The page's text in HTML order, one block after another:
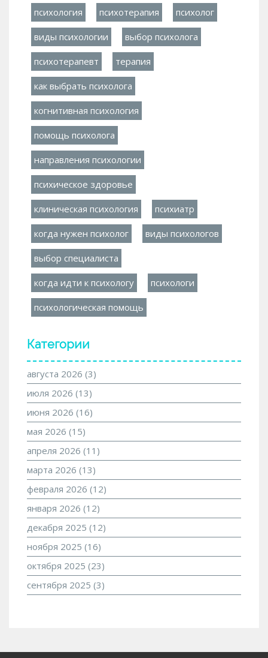
психология психотерапия психолог
виды психологии выбор психолога
психотерапевт терапия
как выбрать психолога
когнитивная психология
помощь психолога
направления психологии
психическое здоровье
клиническая психология психиатр
когда нужен психолог виды психологов
выбор специалиста
когда идти к психологу психологи
психологическая помощь
Категории
августа 2026 (3)
июля 2026 (13)
июня 2026 (16)
мая 2026 (15)
апреля 2026 (11)
марта 2026 (13)
февраля 2026 (12)
января 2026 (12)
декабря 2025 (12)
ноября 2025 (16)
октября 2025 (23)
сентября 2025 (3)